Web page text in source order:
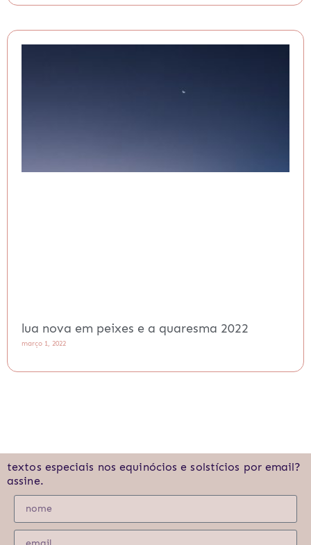
lua nova em peixes e a quaresma 2022
março 1, 2022
textos especiais nos equinócios e solstícios por email?
assine.